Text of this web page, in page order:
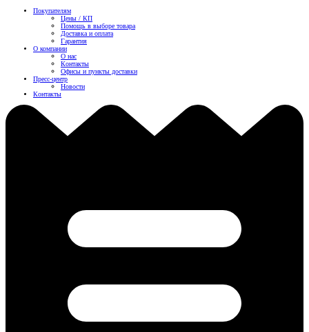
Покупателям
Цены / КП
Помощь в выборе товара
Доставка и оплата
Гарантия
О компании
О нас
Контакты
Офисы и пункты доставки
Пресс-центр
Новости
Контакты